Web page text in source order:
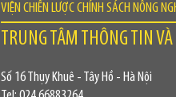
VIỆN CHIẾN LƯỢC CHÍNH SÁCH NÔNG
TRUNG TÂM THÔNG TIN
Số 16 Thụy Khuê - Tây Hồ - Hà Nội